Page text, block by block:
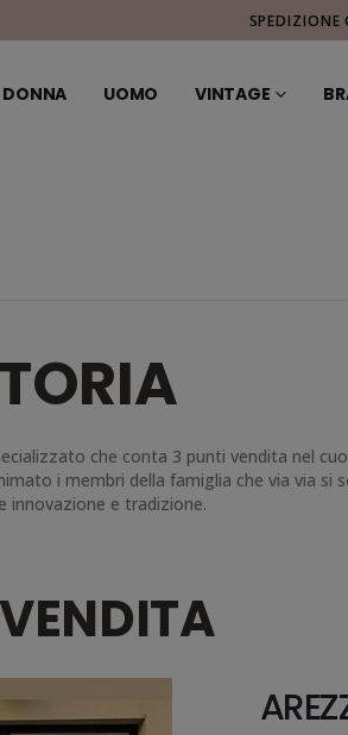
SPEDIZIONE
DONNA UOMO VINTAGE
che conta 3 punti vendita nel
i membri della famiglia che via via
innovazione e tradizione.